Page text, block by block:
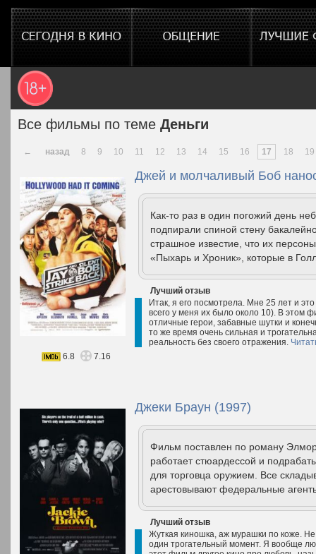
Все фильмы по теме Деньги
← назад 8 9 10 11 12 13 14 15 16 17 18 19
Джей и молчаливый Боб
Как-то раз в один погожий день
подпирали спиной стену
страшное известие, что их
«Пыхарь и Хроник», которые в
Лучший отзыв
Итак, я его посмотрела. Мне 25 лет и
всего у меня их было около 10). В этом
отличные герои, забавные шутки и
то же время очень сильная и
реальность без своего отражения.
6.8
7.16
Джеки Браун (1997)
Фильм поставлен по роману
работает стюардессой и
для торговца оружием. Все
арестовывают федеральные
Лучший отзыв
Жуткая киношка, аж мурашки по коже. Не
один трогательный момент. Я вообще